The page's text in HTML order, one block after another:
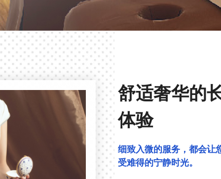
体验
的一切都是属于自己的，抽花成梦，用一双纤纤玉
舒适奢华的
体验
细致入微的服务，都会让
受难得的宁静时光。